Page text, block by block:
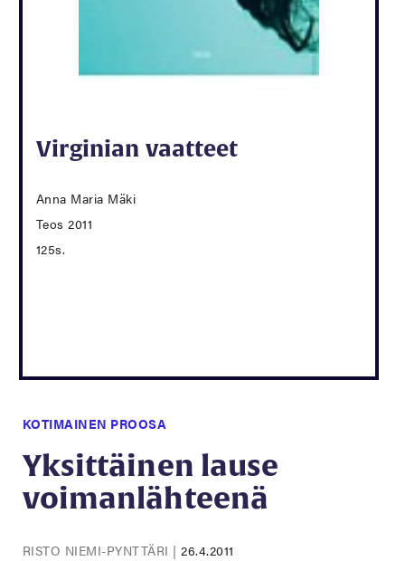
Virginian vaatteet
Anna Maria Mäki
Teos 2011
125s.
KOTIMAINEN PROOSA
Yksittäinen lause
voimanlähteenä
RISTO NIEMI-PYNTTÄRI |26.4.2011